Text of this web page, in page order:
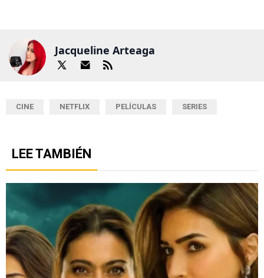
Jacqueline Arteaga
CINE NETFLIX PELÍCULAS SERIES
LEE TAMBIÉN